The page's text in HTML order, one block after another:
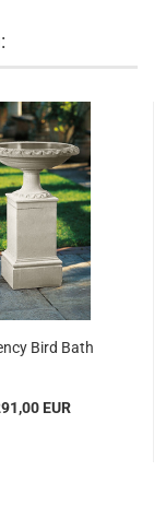
Bird Bath
EUR